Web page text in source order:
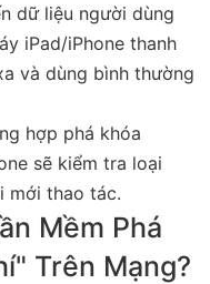
dữ liệu người dùng
iPad/iPhone thanh
và dùng bình thường
hợp phá khóa
sẽ kiểm tra loại
mới thao tác.
Mềm Phá
Trên Mạng?